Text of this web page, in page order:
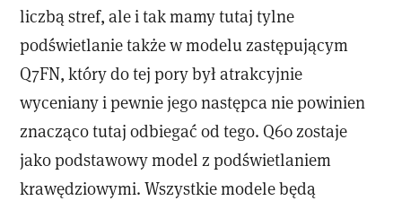
liczbą stref, ale i tak mamy tutaj tylne
podświetlanie także w modelu zastępującym
Q7FN, który do tej pory był atrakcyjnie
wyceniany i pewnie jego następca nie powinien
znacząco tutaj odbiegać od tego. Q60 zostaje
jako podstawowy model z podświetlaniem
krawędziowymi. Wszystkie modele będą